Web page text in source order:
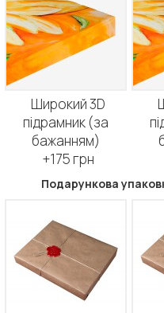
Широкий 3D
підрамник (за
бажанням)
+175 грн
Подарункова